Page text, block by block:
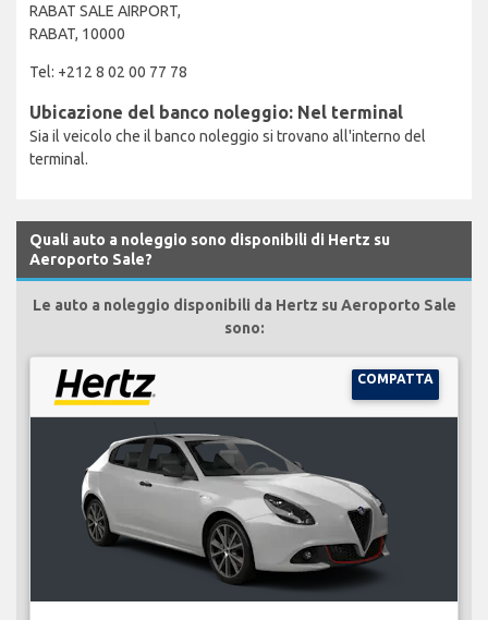
RABAT SALE AIRPORT,
RABAT, 10000
Tel: +212 8 02 00 77 78
Ubicazione del banco noleggio: Nel terminal
Sia il veicolo che il banco noleggio si trovano all'interno del
terminal.
Quali auto a noleggio sono disponibili di Hertz su
Aeroporto Sale?
Le auto a noleggio disponibili da Hertz su Aeroporto Sale
sono:
COMPATTA